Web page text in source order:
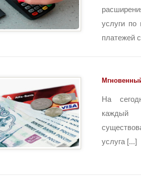
услуги по
платежей
На
услуга [...]